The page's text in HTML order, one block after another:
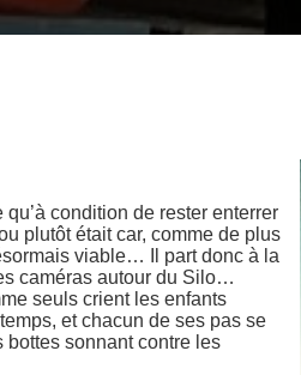
condition de rester enterrer
plutôt était car, comme de plus
viable… Il part donc à la
caméras autour du Silo…
seuls crient les enfants
et chacun de ses pas se
bottes sonnant contre les